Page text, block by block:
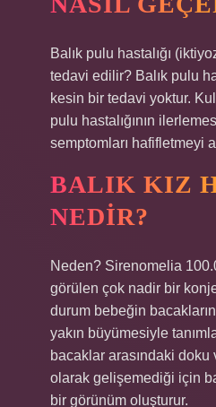
Balık pulu hastalığı
tedavi edilir? Balık pulu
kesin bir tedavi yoktur.
pulu hastalığının
semptomları hafifletmeyi
BALIK KIZ
NEDIR?
Neden? Sirenomelia
görülen çok nadir bir
durum bebeğin
yakın büyümesiyle
bacaklar arasındaki doku
olarak gelişemediği için
bir görünüm oluşturur.